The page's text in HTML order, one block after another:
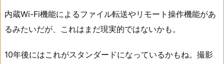
内蔵Wi-Fi機能によるファイル転送やリモート操作機能があ
るみたいだが、これはまだ現実的ではないかも。
10年後にはこれがスタンダードになっているかもね。撮影